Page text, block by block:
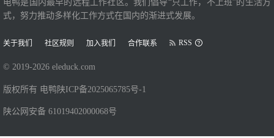
电鸭是国内最早的远程工作社区。我们倡导“只工作，不上班”的生活方
式，努力推动多样化工作方式在国内的渐进式发展。
关于我们 社区规则 加入我们 合作联系 RSS
© 2019-2026 eleduck.com
版权所有 电鸭 陕ICP备2025065785号-1
陕公网安备 61019402000068号